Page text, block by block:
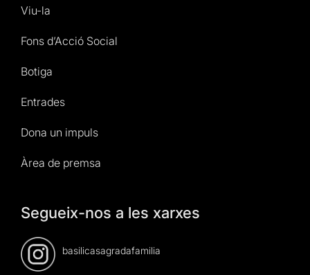
Viu-la
Fons d’Acció Social
Botiga
Entrades
Dona un impuls
Àrea de premsa
Segueix-nos a les xarxes
basilicasagradafamilia